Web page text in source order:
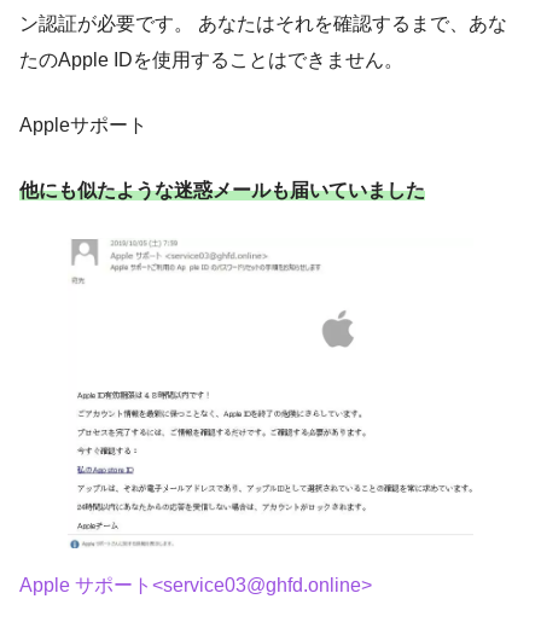
ン認証が必要です。 あなたはそれを確認するまで、あな
たのApple IDを使用することはできません。
Appleサポート
他にも似たような迷惑メールも届いていました
Apple サポート<service03@ghfd.online>